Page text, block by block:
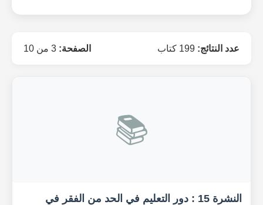
عدد النتائج: الصفحة:
📚
النشرة 15 : دور التعليم في الحد من الفقر في